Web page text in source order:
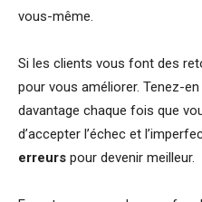
vous-même.
Si les clients vous font des
pour vous améliorer. Tenez-
davantage chaque fois que
d’accepter l’échec et
erreurs pour devenir meilleur.